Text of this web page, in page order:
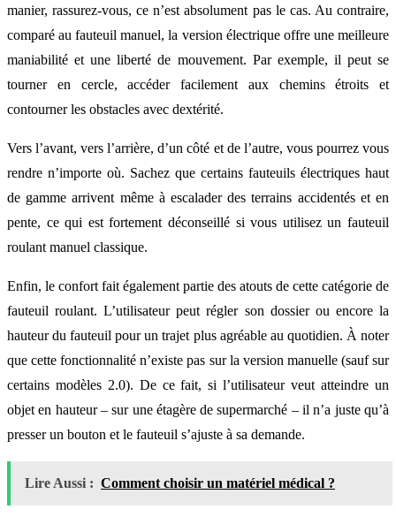
manier, rassurez-vous, ce n’est absolument pas le cas. Au contraire,
comparé au fauteuil manuel, la version électrique offre une meilleure
maniabilité et une liberté de mouvement. Par exemple, il peut se
tourner en cercle, accéder facilement aux chemins étroits et
contourner les obstacles avec dextérité.
Vers l’avant, vers l’arrière, d’un côté et de l’autre, vous pourrez vous
rendre n’importe où. Sachez que certains fauteuils électriques haut
de gamme arrivent même à escalader des terrains accidentés et en
pente, ce qui est fortement déconseillé si vous utilisez un fauteuil
roulant manuel classique.
Enfin, le confort fait également partie des atouts de cette catégorie de
fauteuil roulant. L’utilisateur peut régler son dossier ou encore la
hauteur du fauteuil pour un trajet plus agréable au quotidien. À noter
que cette fonctionnalité n’existe pas sur la version manuelle (sauf sur
certains modèles 2.0). De ce fait, si l’utilisateur veut atteindre un
objet en hauteur – sur une étagère de supermarché – il n’a juste qu’à
presser un bouton et le fauteuil s’ajuste à sa demande.
Lire Aussi : Comment choisir un matériel médical ?